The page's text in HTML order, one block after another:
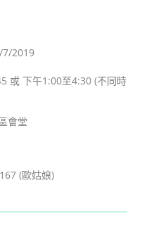
7/2019
或 下午1:00至4:30 (不同時
會堂
(歐姑娘)